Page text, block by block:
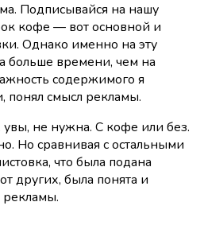
Подписывайся на нашу
кофе — вот основной и
Однако именно на эту
больше времени, чем на
содержимого я
понял смысл рекламы.
увы, не нужна. С кофе или без.
Но сравнивая с остальными
что была подана
других, была понята и
рекламы.